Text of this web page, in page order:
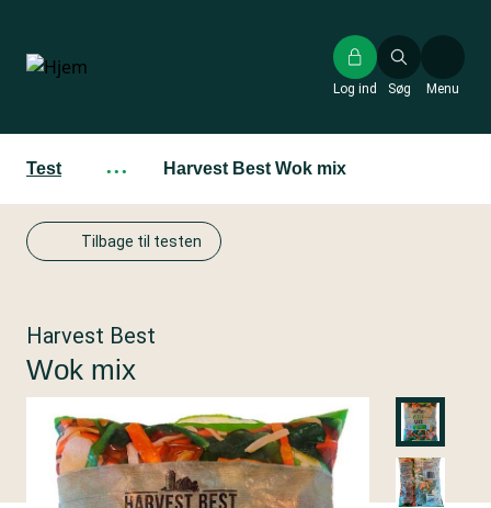
hovedindhold
Søg
Log ind Menu
Test ··· Harvest Best Wok mix
Tilbage til testen
Harvest Best
Wok mix